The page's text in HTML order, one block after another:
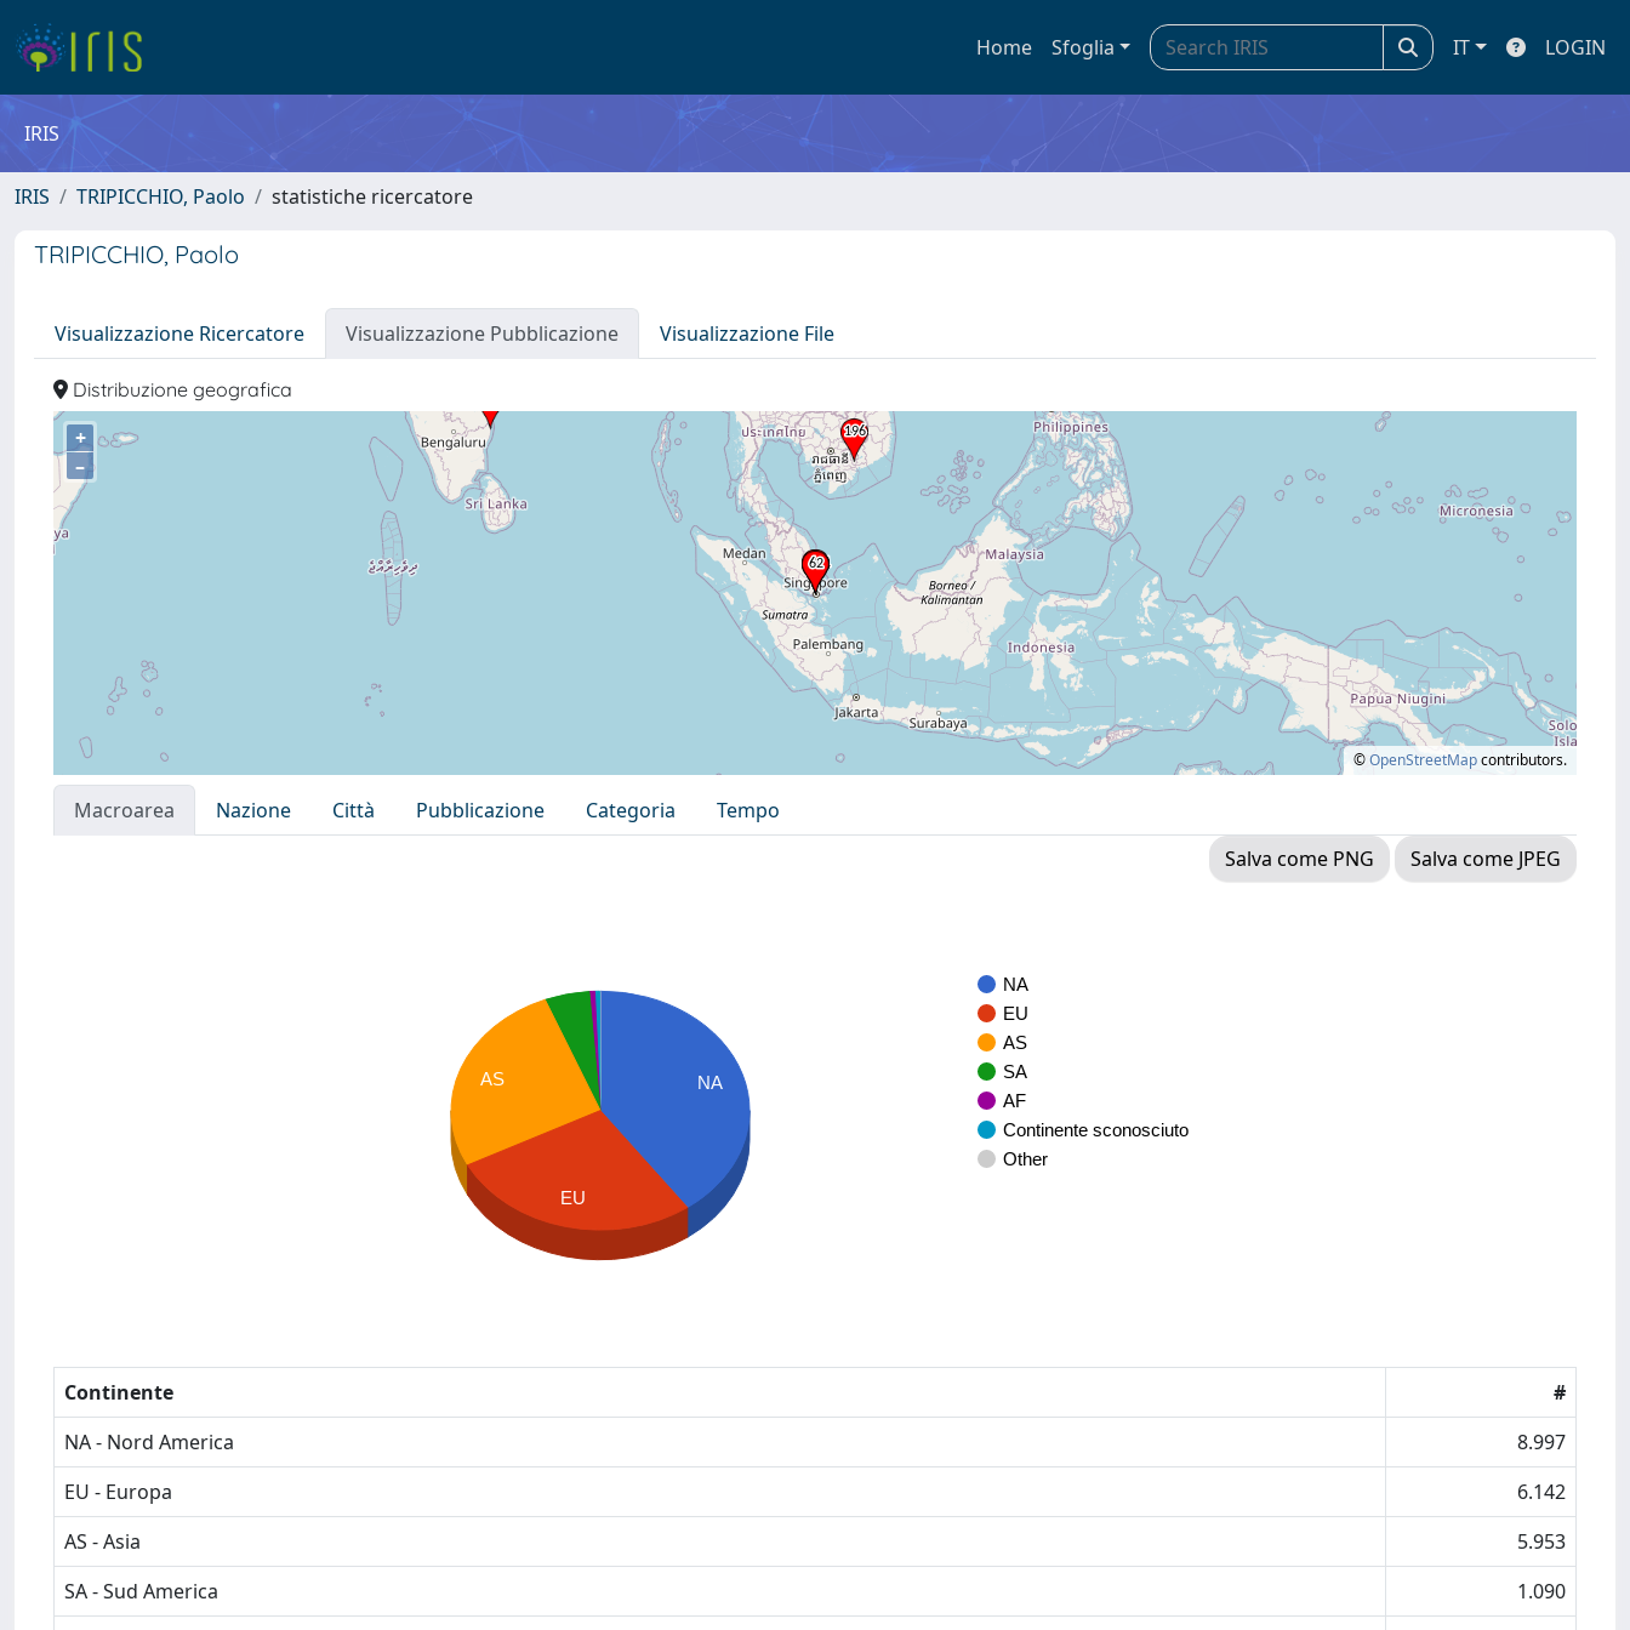
Home Sfoglia IT LOGIN
IRIS
IRIS TRIPICCHIO, Paolo statistiche ricercatore
TRIPICCHIO, Paolo
Visualizzazione Ricercatore Visualizzazione Pubblicazione Visualizzazione File
Distribuzione geografica
+
–
©OpenStreetMapcontributors.
Macroarea Nazione Città Pubblicazione Categoria
Tempo
Salva come PNG
Salva come JPEG
NA
EU
AS
SA
AF
Continente sconosciuto
Other
NA
AS
EU
Continente
#
NA - Nord America
8.997
EU - Europa
6.142
AS - Asia
5.953
SA - Sud America
1.090